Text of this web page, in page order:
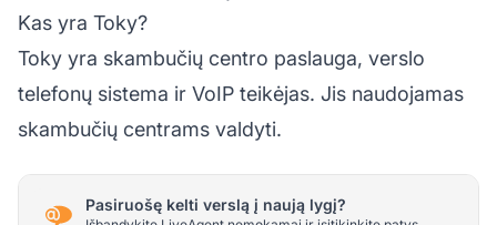
Kas yra Toky?
Toky yra skambučių centro paslauga, verslo
telefonų sistema ir VoIP teikėjas. Jis naudojamas
skambučių centrams valdyti.
Pasiruošę kelti verslą į naują lygį?